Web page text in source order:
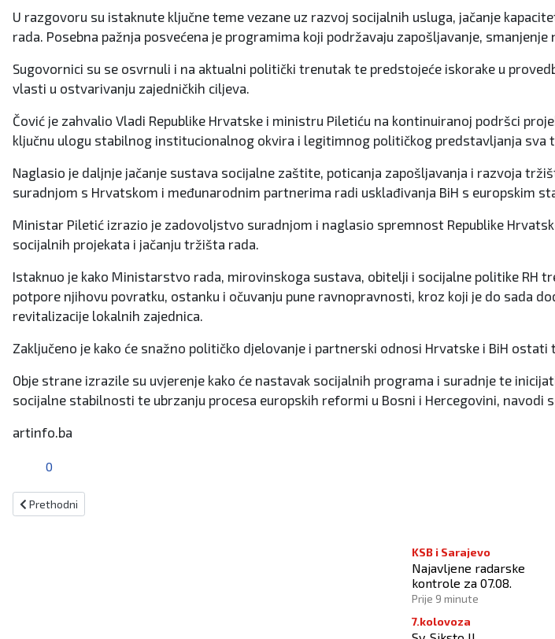
U razgovoru su istaknute ključne teme vezane uz razvoj socijalnih usluga, jačanje
rada. Posebna pažnja posvećena je programima koji podržavaju zapošljavanje,
Sugovornici su se osvrnuli i na aktualni politički trenutak te predstojeće iskorake u
vlasti u ostvarivanju zajedničkih ciljeva.
Čović je zahvalio Vladi Republike Hrvatske i ministru Piletiću na kontinuiranoj podršci
ključnu ulogu stabilnog institucionalnog okvira i legitimnog političkog predstavljanja
Naglasio je daljnje jačanje sustava socijalne zaštite, poticanja zapošljavanja i razvoja
suradnjom s Hrvatskom i međunarodnim partnerima radi usklađivanja BiH s europskim
Ministar Piletić izrazio je zadovoljstvo suradnjom i naglasio spremnost Republike
socijalnih projekata i jačanju tržišta rada.
Istaknuo je kako Ministarstvo rada, mirovinskoga sustava, obitelji i socijalne politike RH
potpore njihovu povratku, ostanku i očuvanju pune ravnopravnosti, kroz koji je do sada
revitalizacije lokalnih zajednica.
Zaključeno je kako će snažno političko djelovanje i partnerski odnosi Hrvatske i BiH
Obje strane izrazile su uvjerenje kako će nastavak socijalnih programa i suradnje te
socijalne stabilnosti te ubrzanju procesa europskih reformi u Bosni i Hercegovini, navodi
artinfo.ba
0
Prethodni članak: Broj katolika smanjen za 58 %, Hrvate se pokušava pretvoriti u nacionalnu manjinu
Prethodni
KSB i Sarajevo
Najavljene radarske
kontrole za 07.08.
Prije 9 minute
7.kolovoza